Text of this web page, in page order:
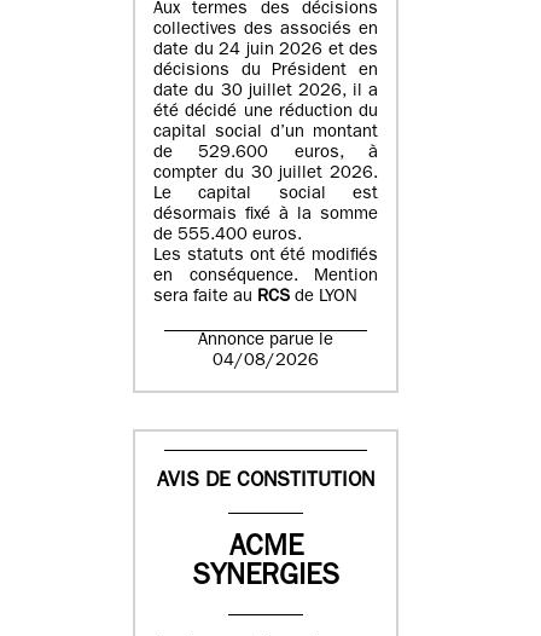
Aux termes des décisions
collectives des associés en
date du 24 juin 2026 et des
décisions du Président en
date du 30 juillet 2026, il a
été décidé une réduction du
capital social d’un montant
de 529.600 euros, à
compter du 30 juillet 2026.
Le capital social est
désormais fixé à la somme
de 555.400 euros.
Les statuts ont été modifiés
en conséquence. Mention
sera faite au RCS de LYON
Annonce parue le
04/08/2026
AVIS DE CONSTITUTION
ACME
SYNERGIES